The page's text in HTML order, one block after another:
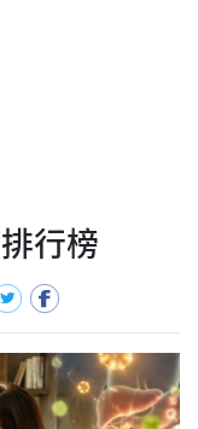
行榜